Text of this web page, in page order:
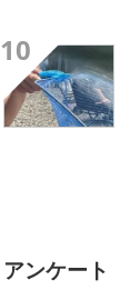
10
アンケート